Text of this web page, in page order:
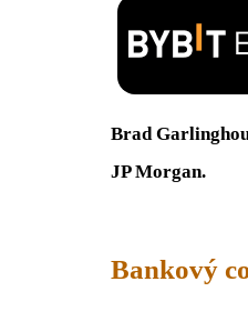
Brad
JP Morgan.
Bankový